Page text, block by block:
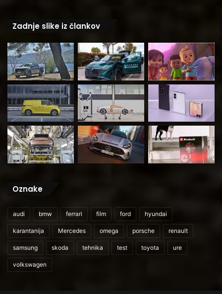
Zadnje slike iz člankov
Oznake
audi bmw ferrari film ford hyundai
karantanija Mercedes omega porsche renault
samsung skoda tehnika test toyota ure
volkswagen